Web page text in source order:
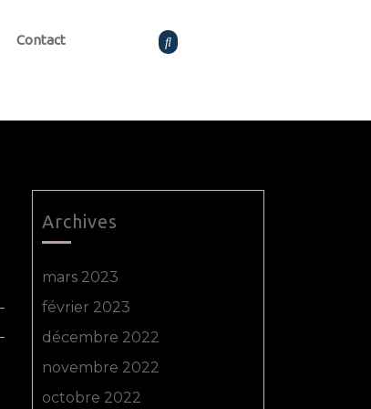
Contact
Archives
mars 2023
février 2023
décembre 2022
novembre 2022
octobre 2022